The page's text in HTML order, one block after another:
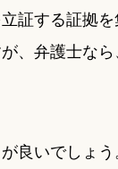
証する証拠
、弁護士な
良いでしょう